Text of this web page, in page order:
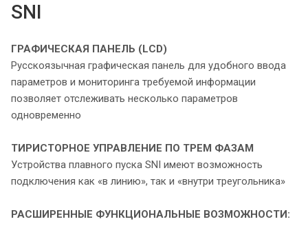
SNI
ГРАФИЧЕСКАЯ ПАНЕЛЬ (LCD)
Русскоязычная графическая панель для удобного ввода
параметров и мониторинга требуемой информации
позволяет отслеживать несколько параметров
одновременно
ТИРИСТОРНОЕ УПРАВЛЕНИЕ ПО ТРЕМ ФАЗАМ
Устройства плавного пуска SNI имеют возможность
подключения как «в линию», так и «внутри треугольника»
РАСШИРЕННЫЕ ФУНКЦИОНАЛЬНЫЕ ВОЗМОЖНОСТИ: